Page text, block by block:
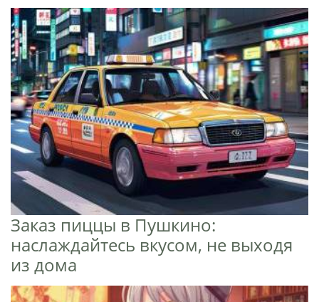
Заказ пиццы в Пушкино:
наслаждайтесь вкусом, не выходя
из дома